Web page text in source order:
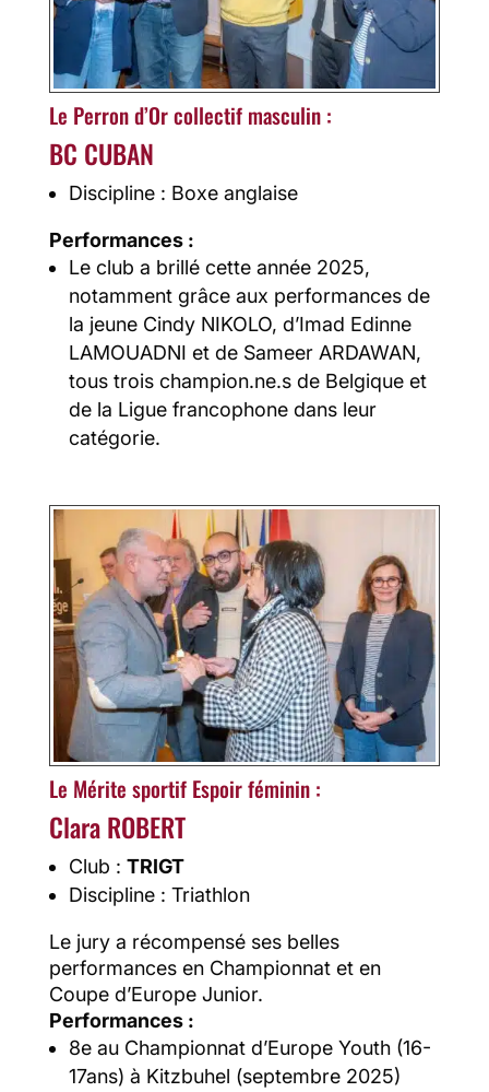
Le Perron d’Or collectif masculin :
BC CUBAN
Discipline : Boxe anglaise
Performances :
Le club a brillé cette année 2025,
notamment grâce aux performances de
la jeune Cindy NIKOLO, d’Imad Edinne
LAMOUADNI et de Sameer ARDAWAN,
tous trois champion.ne.s de Belgique et
de la Ligue francophone dans leur
catégorie.
Le Mérite sportif Espoir féminin :
Clara ROBERT
Club : TRIGT
Discipline : Triathlon
Le jury a récompensé ses belles
performances en Championnat et en
Coupe d’Europe Junior.
Performances :
8e au Championnat d’Europe Youth (16-
17ans) à Kitzbuhel (septembre 2025)